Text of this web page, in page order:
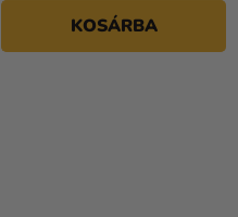
KOSÁRBA